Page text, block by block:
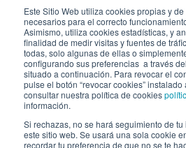
Este Sitio Web utiliza cookies propias y
necesarios para el correcto
Asimismo, utiliza cookies estadísticas, y
finalidad de medir visitas y fuentes de
todas, solo algunas de ellas o
configurando sus preferencias a través
situado a continuación. Para revocar el
pulse el botón “revocar cookies”
consultar nuestra política de cookies
información.
Si rechazas, no se hará seguimiento de
este sitio web. Se usará una sola cookie
recordar tu preferencia de que no se te
Únete a nosotros
Dónde estamos
Conoce nuestro blog
ACCESOS